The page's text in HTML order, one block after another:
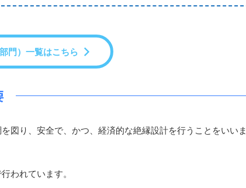
門）一覧はこちら
図り、安全で、かつ、経済的な絶縁設計を行うことをいいま
われています。